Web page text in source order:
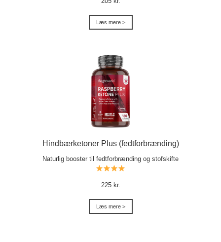
Læs mere >
Hindbærketoner Plus (fedtforbrænding)
Naturlig booster til fedtforbrænding og stofskifte
225 kr.
Læs mere >